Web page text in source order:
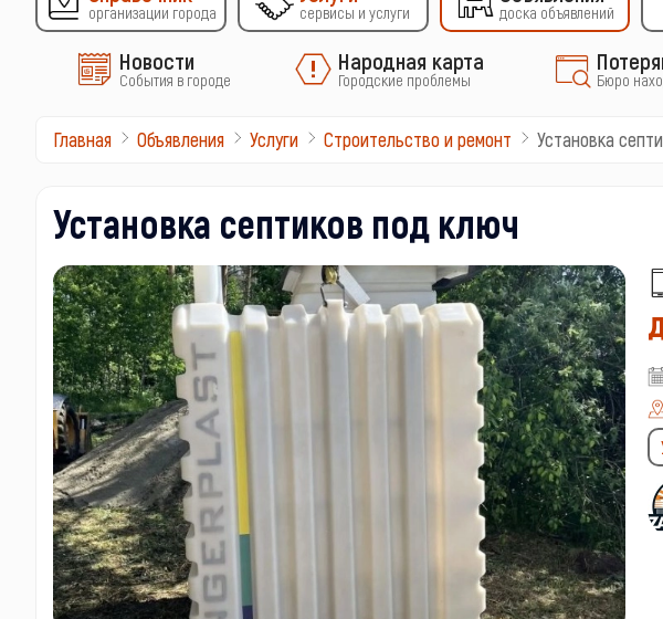
организации города сервисы и услуги доска объявлений
Новости
События в городе
Народная карта
Городские проблемы Бюро
Главная Объявления Услуги Строительство и ремонт Установка
Установка септиков под ключ